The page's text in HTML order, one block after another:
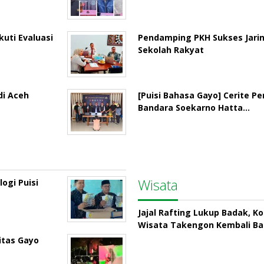
Evaluasi
Aceh
Puisi
Gayo
Pendamping PKH Sukses
Sekolah Rakyat
[Puisi Bahasa Gayo] Cerite
Bandara Soekarno Hatta…
Wisata
Jajal Rafting Lukup Badak,
Wisata Takengon Kembali